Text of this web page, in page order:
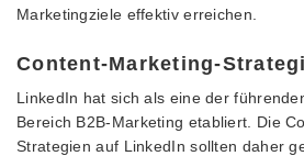
Marketingziele effektiv erreichen.
Content-Marketing-
LinkedIn hat sich als eine der
Bereich B2B-Marketing etabliert. Die
Strategien auf LinkedIn sollten daher